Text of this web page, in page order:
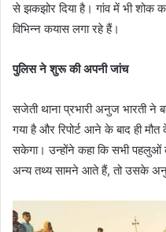
से झकझोर दिया है। गांव में भी शोक
विभिन्न कयास लगा रहे हैं।
पुलिस ने शुरू की अपनी जांच
सजेती थाना प्रभारी अनुज भारती ने
गया है और रिपोर्ट आने के बाद ही
सकेगा। उन्होंने कहा कि सभी पहलुओं
अन्य तथ्य सामने आते हैं, तो उसके